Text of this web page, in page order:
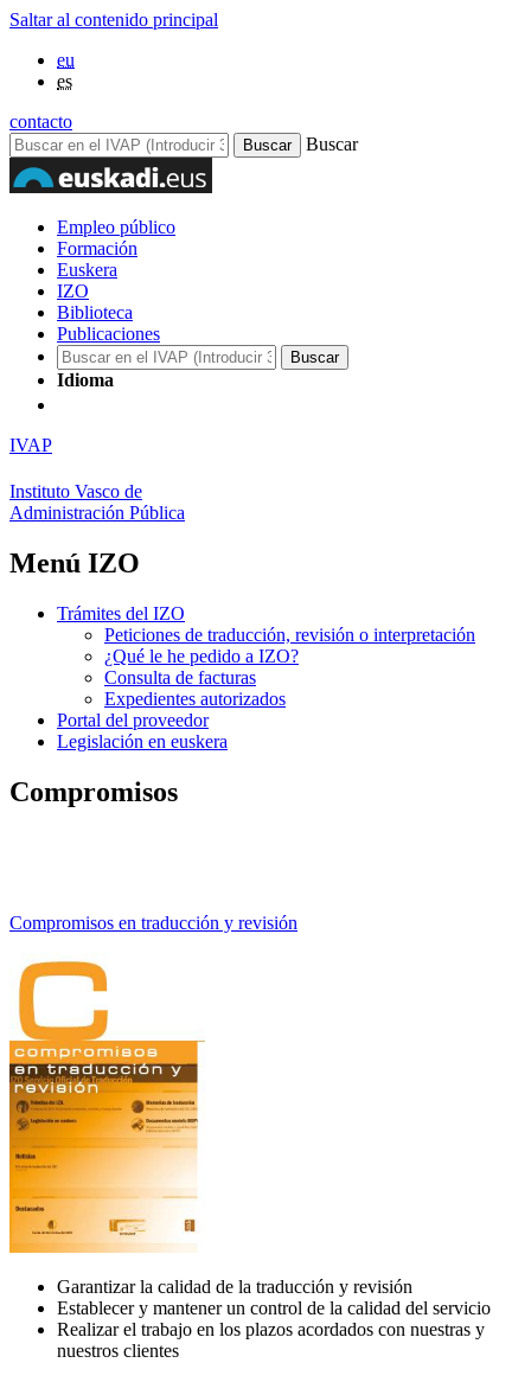
Saltar al contenido principal
eu
es
contacto
Buscar
Empleo público
Formación
Euskera
IZO
Biblioteca
Publicaciones
Idioma
IVAP
Instituto Vasco de
Administración Pública
Menú IZO
Trámites del IZO
Peticiones de traducción, revisión o interpretación
¿Qué le he pedido a IZO?
Consulta de facturas
Expedientes autorizados
Portal del proveedor
Legislación en euskera
Compromisos
Compromisos en traducción y revisión
Garantizar la calidad de la traducción y revisión
Establecer y mantener un control de la calidad del servicio
Realizar el trabajo en los plazos acordados con nuestras y
nuestros clientes